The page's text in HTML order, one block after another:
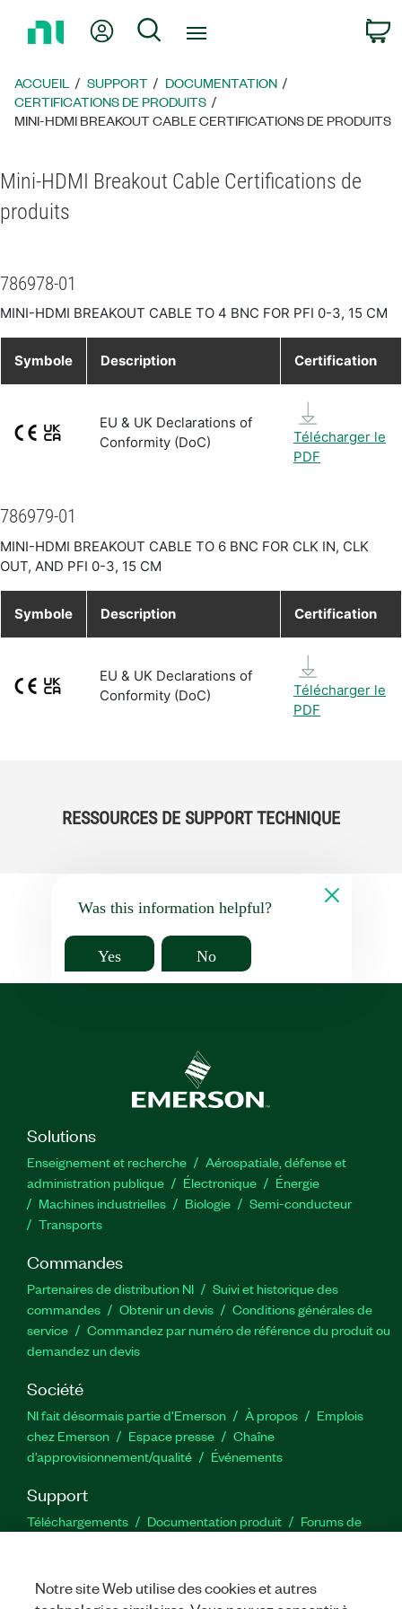
page
d’accueil
Mon compteRechercher
ACCUEIL SUPPORT
DOCUMENTATION
CERTIFICATIONS DE PRODUITS
MINI-HDMI BREAKOUT CABLE CERTIFICATIONS DE PRODUITS
Mini-HDMI Breakout Cable Certifications de
produits
786978-01
MINI-HDMI BREAKOUT CABLE TO 4 BNC FOR PFI 0-3, 15 CM
Symbole Description Certification
EU & UK Declarations of
Conformity (DoC)
Télécharger le
PDF
786979-01
MINI-HDMI BREAKOUT CABLE TO 6 BNC FOR CLK IN, CLK
OUT, AND PFI 0-3, 15 CM
Symbole Description Certification
EU & UK Declarations of
Conformity (DoC)
Télécharger le
PDF
RESSOURCES DE SUPPORT TECHNIQUE
Was this information helpful?
Yes No
Solutions
Enseignement et recherche
Aérospatiale, défense et
administration publique
Électronique
Énergie​
Machines industrielles
Biologie
Semi-conducteur
Transports
Commandes
Partenaires de distribution NI
Suivi et historique des
commandes
Obtenir un devis
Conditions générales de
service
Commandez par numéro de référence du produit ou
demandez un devis
Société
NI fait désormais partie d'Emerson À propos
Emplois
chez Emerson
Espace presse
Chaîne
d’approvisionnement/qualité
Événements
Support
Téléchargements Documentation produit
Forums de
Notre site Web utilise des cookies et autres